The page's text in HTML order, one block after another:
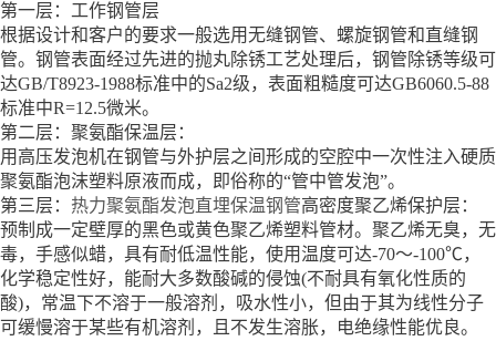
第一层：工作钢管层
根据设计和客户的要求一般选用无缝钢管、螺旋钢管和直缝钢
管。钢管表面经过先进的抛丸除锈工艺处理后，钢管除锈等级可
达GB/T8923-1988标准中的Sa2级，表面粗糙度可达GB6060.5-88
标准中R=12.5微米。
第二层：聚氨酯保温层：
用高压发泡机在钢管与外护层之间形成的空腔中一次性注入硬质
聚氨酯泡沫塑料原液而成，即俗称的“管中管发泡”。
第三层： 热力聚氨酯发泡直埋保温钢管高密度聚乙烯保护层：
预制成一定壁厚的黑色或黄色聚乙烯塑料管材。聚乙烯无臭，无
毒，手感似蜡，具有耐低温性能，使用温度可达-70～-100℃，
化学稳定性好，能耐大多数酸碱的侵蚀(不耐具有氧化性质的
酸)，常温下不溶于一般溶剂，吸水性小，但由于其为线性分子
可缓慢溶于某些有机溶剂，且不发生溶胀，电绝缘性能优良。